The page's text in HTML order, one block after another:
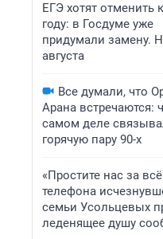
ЕГЭ хотят отменить
году: в Госдуме уже
придумали замену.
августа
Все думали, что
Арана встречаются:
самом деле
горячую пару 90-х
«Простите нас за
телефона
семьи Усольцевых
леденящее душу